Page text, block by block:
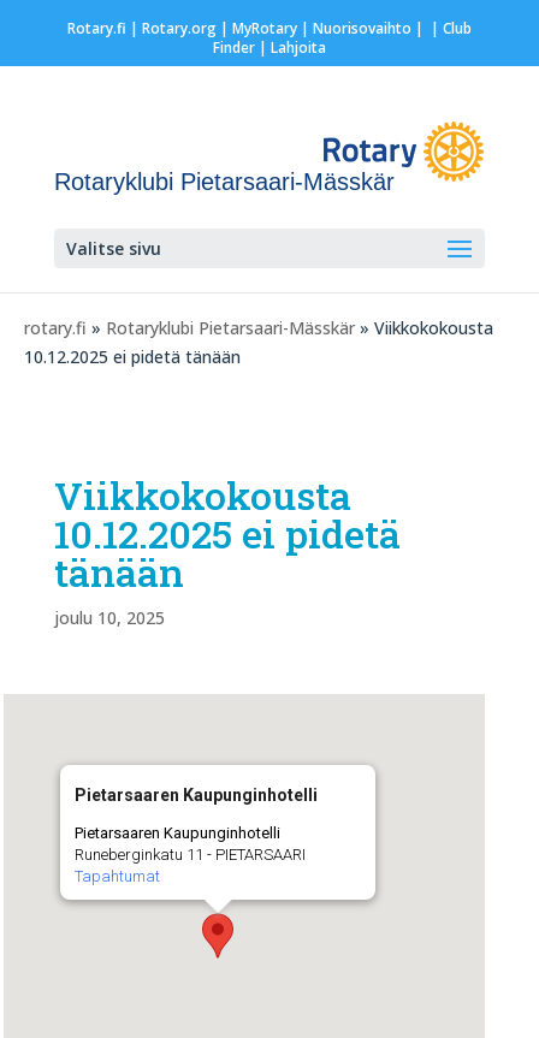
Rotary.fi | Rotary.org| MyRotary | Nuorisovaihto | | Club
Finder| Lahjoita
Rotaryklubi Pietarsaari-Mässkär
Valitse sivu
rotary.fi » Rotaryklubi Pietarsaari-Mässkär » Viikkokokousta
10.12.2025 ei pidetä tänään
Viikkokokousta
10.12.2025 ei pidetä
tänään
joulu 10, 2025
Pietarsaaren Kaupunginhotelli
Pietarsaaren Kaupunginhotelli
Runeberginkatu 11 - PIETARSAARI
Tapahtumat